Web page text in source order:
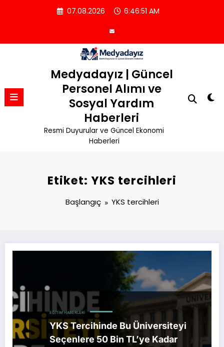
07.08.2026 6:46:52 AM
Medyadayız | Güncel
Personel Alımı ve
Sosyal Yardım
Haberleri
Resmi Duyurular ve Güncel Ekonomi
Haberleri
Etiket: YKS tercihleri
Başlangıç YKS tercihleri
EĞITIM HABERLERI
YKS Tercihinde Bu Üniversiteyi
Seçenlere 50 Bin TL’ye Kadar